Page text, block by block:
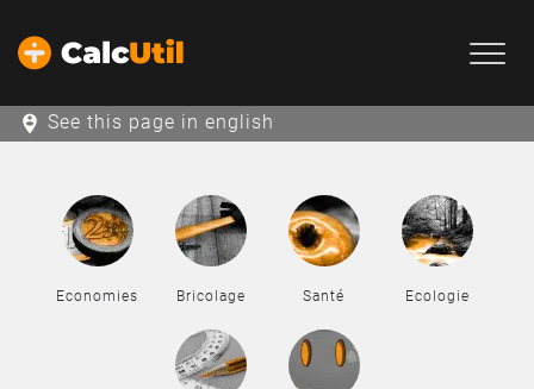
See this page in english
Economies Bricolage Santé Ecologie